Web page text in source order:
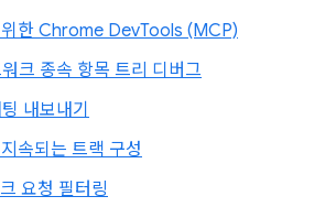
한 Chrome DevTools (MCP)
크 종속 항목 트리 디버그
내보내기
속되는 트랙 구성
요청 필터링